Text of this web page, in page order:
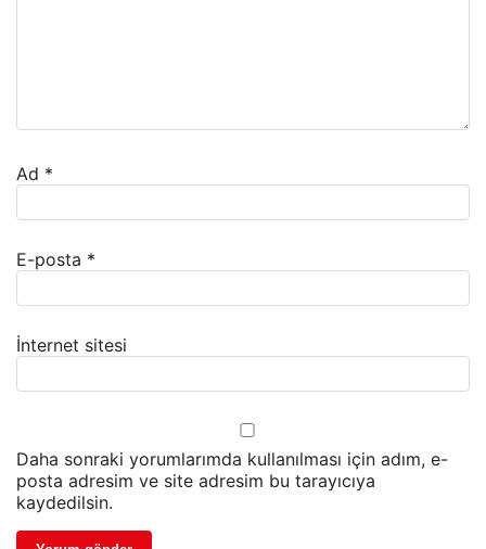
Ad *
E-posta *
İnternet sitesi
Daha sonraki yorumlarımda kullanılması için adım, e-
posta adresim ve site adresim bu tarayıcıya
kaydedilsin.